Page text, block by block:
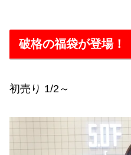
破格の福袋が登場！
初売り 1/2～